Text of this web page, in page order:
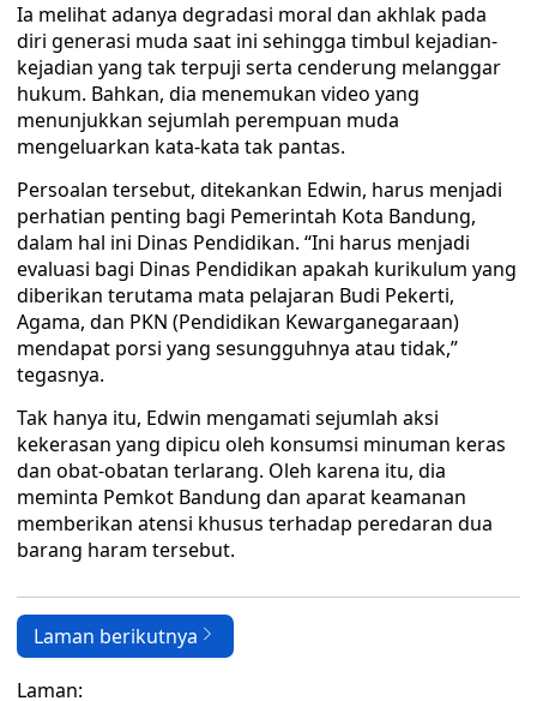
Ia melihat adanya degradasi moral dan akhlak pada
diri generasi muda saat ini sehingga timbul kejadian-
kejadian yang tak terpuji serta cenderung melanggar
hukum. Bahkan, dia menemukan video yang
menunjukkan sejumlah perempuan muda
mengeluarkan kata-kata tak pantas.
Persoalan tersebut, ditekankan Edwin, harus menjadi
perhatian penting bagi Pemerintah Kota Bandung,
dalam hal ini Dinas Pendidikan. “Ini harus menjadi
evaluasi bagi Dinas Pendidikan apakah kurikulum yang
diberikan terutama mata pelajaran Budi Pekerti,
Agama, dan PKN (Pendidikan Kewarganegaraan)
mendapat porsi yang sesungguhnya atau tidak,”
tegasnya.
Tak hanya itu, Edwin mengamati sejumlah aksi
kekerasan yang dipicu oleh konsumsi minuman keras
dan obat-obatan terlarang. Oleh karena itu, dia
meminta Pemkot Bandung dan aparat keamanan
memberikan atensi khusus terhadap peredaran dua
barang haram tersebut.
Laman berikutnya
Laman: